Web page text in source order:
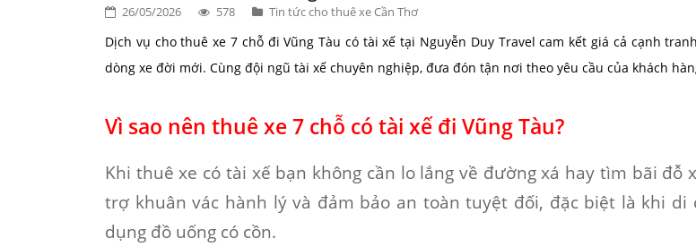
26/05/2026 578 Tin tức cho thuê xe Cần Thơ
Dịch vụ cho thuê xe 7 chỗ đi Vũng Tàu có tài xế tại Nguyễn Duy Travel cam kết giá cả cạnh
dòng xe đời mới. Cùng đội ngũ tài xế chuyên nghiệp, đưa đón tận nơi theo yêu cầu của khách
Vì sao nên thuê xe 7 chỗ có tài xế đi Vũng Tàu?
Khi thuê xe có tài xế bạn không cần lo lắng về đường xá hay tìm bãi
trợ khuân vác hành lý và đảm bảo an toàn tuyệt đối, đặc biệt là khi di
dụng đồ uống có cồn.